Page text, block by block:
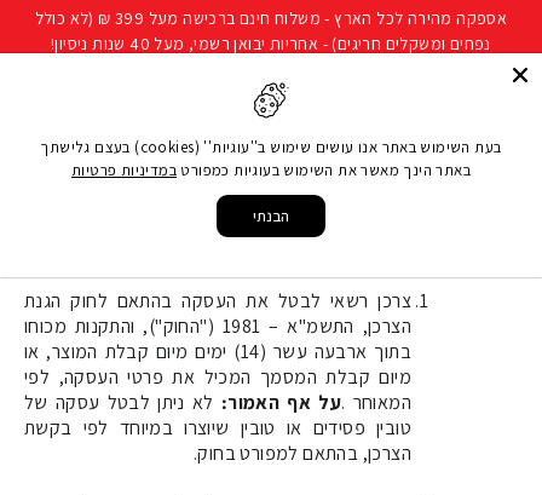
להמשך
אספקה מהירה לכל הארץ - משלוח חינם ברכישה מעל 399 ₪ (לא כולל
נפחים ומשקלים חריגים) - אחריות יבואן רשמי, מעל 40 שנות ניסיון!
נוהל ביטול עסקה
צרכן רשאי לבטל את העסקה בהתאם לחוק הגנת
הצרכן, התשמ"א – 1981 ("החוק"), והתקנות מכוחו
בתוך ארבעה עשר (14) ימים מיום קבלת המוצר, או
מיום קבלת המסמך המכיל את פרטי העסקה, לפי
המאוחר .על אף האמור: לא ניתן לבטל עסקה של
טובין פסידים או טובין שיוצרו במיוחד לפי בקשת
הצרכן, בהתאם למפורט בחוק.
בעת השימוש באתר אנו עושים שימוש ב''עוגיות'' (cookies) בעצם גלישתך
באתר הינך מאשר את השימוש בעוגיות כמפורט במדיניות פרטיות
הבנתי